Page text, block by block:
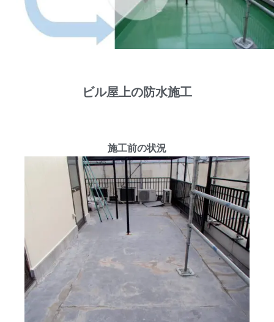
ビル屋上の防水施工
施工前の状況